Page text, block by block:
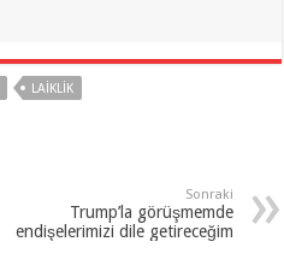
LAIKLIK
Sonraki
Trump’la görüşmemde
endişelerimizi dile getireceğim